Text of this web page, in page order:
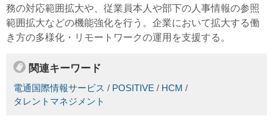
務の対応範囲拡大や、従業員本人や部下の人事情報の参照
範囲拡大などの機能強化を行う。企業において拡大する働
き方の多様化・リモートワークの運用を支援する。
関連キーワード
電通国際情報サービス / POSITIVE / HCM /
タレントマネジメント